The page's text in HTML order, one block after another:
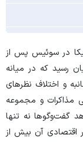
در سوئیس پس از
رسید که در میانه
و اختلاف نظر‌های
مذاکرات و مجموعه
گفت‌و‌گو‌ها نه تنها
اقتصادی آن بیش از